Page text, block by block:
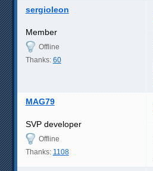
sergioleon
Member
Offline
Thanks: 60
MAG79
SVP developer
Offline
Thanks: 1108